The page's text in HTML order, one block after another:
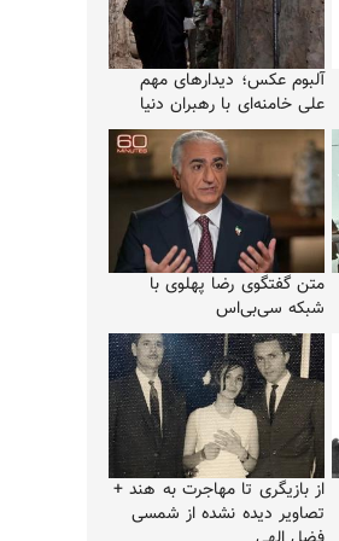
آلبوم عکس؛ دیدارهای مهم
علی خامنه‌ای با رهبران دنیا
متن گفتگوی رضا پهلوی با
شبکه سی‌بی‌اس
از بازیگری تا مهاجرت به هند +
تصاویر دیده نشده از شمسی